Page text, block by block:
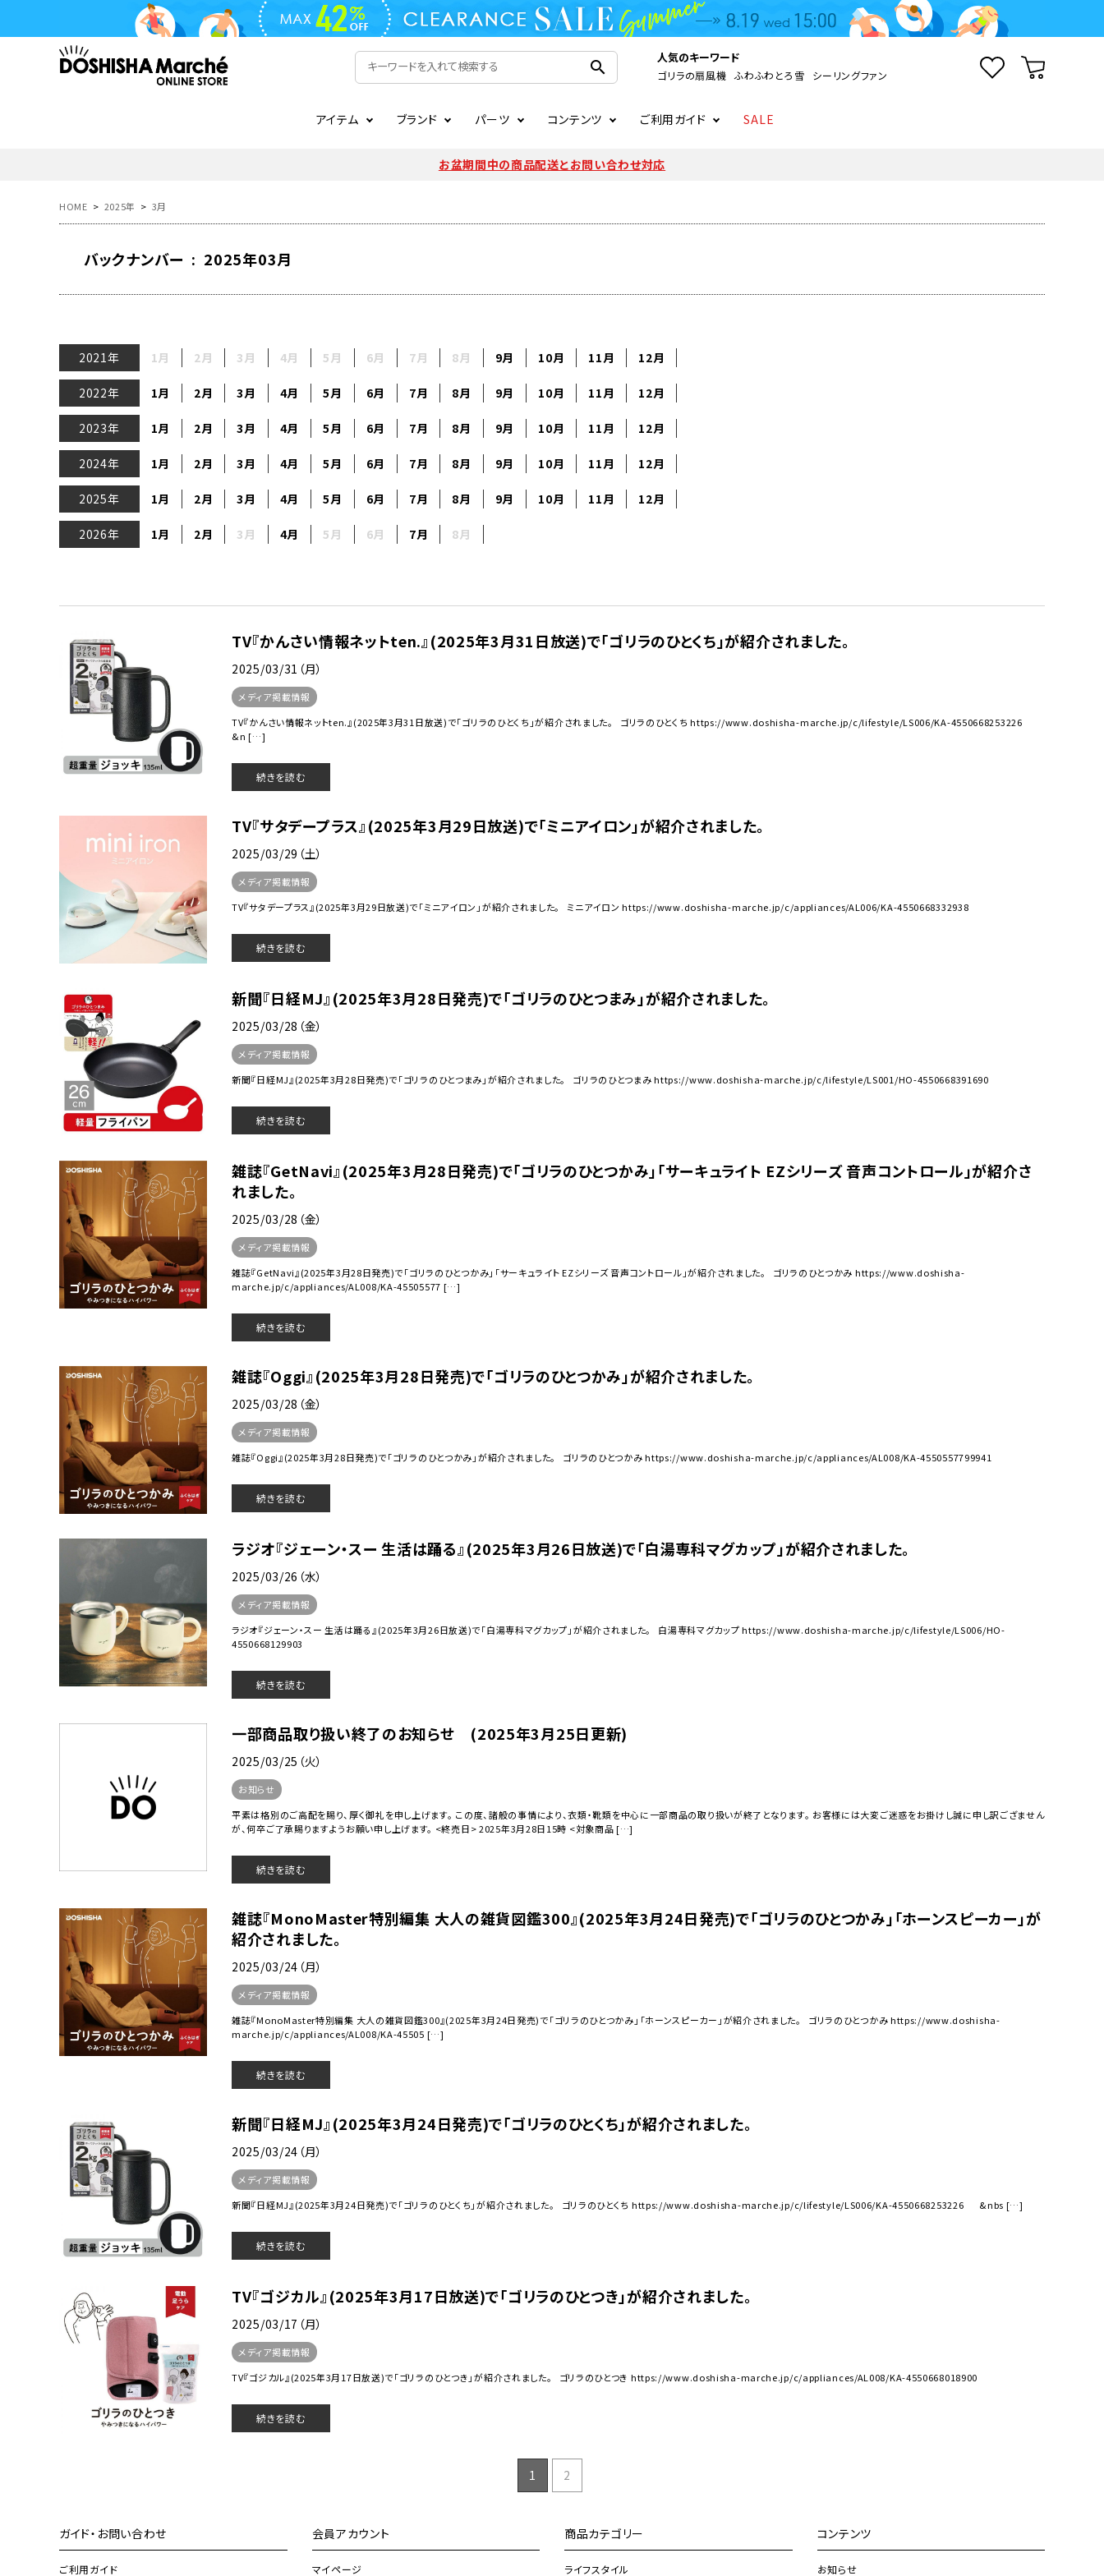
search 人気のキーワード
ゴリラの扇風機 ふわふわとろ雪 シーリングファン
アイテム
フライパン
フライパン・鍋
流しそうめん器
クールケア用品
美容・健康家電
ブランド
CIRCULIGHT
オンドゾーン
AVISTA
coocaa LUMEA
パーツ
照明関連
コンテンツ ご利用ガイド
送料とお支払いについて 注文確認メールの未着について
領収書について
商品レビューについて
SALE
お盆期間中の商品配送とお問い合わせ対応
HOME 2025年 3月
バックナンバー : 2025年03月
2021年 1月 2月 3月 4月 5月 6月 7月 8月 9月 10月 11月 12月
2022年 1月 2月 3月 4月 5月 6月 7月 8月 9月 10月 11月 12月
2023年 1月 2月 3月 4月 5月 6月 7月 8月 9月 10月 11月 12月
2024年 1月 2月 3月 4月 5月 6月 7月 8月 9月 10月 11月 12月
2025年 1月 2月 3月 4月 5月 6月 7月 8月 9月 10月 11月 12月
2026年 1月 2月 3月 4月 5月 6月 7月 8月
TV『かんさい情報ネットten.』(2025年3月31日放送)で「ゴリラのひとくち」が紹介されました。
2025/03/31（月）
メディア掲載情報
TV『かんさい情報ネットten.』(2025年3月31日放送)で「ゴリラのひとくち」が紹介されました。 ゴリラのひとくち https://www.doshisha-marche.jp/c/lifestyle/LS006/KA-4550668253226
&n […]
続きを読む
TV『サタデープラス』(2025年3月29日放送)で「ミニアイロン」が紹介されました。
2025/03/29（土）
メディア掲載情報
TV『サタデープラス』(2025年3月29日放送)で「ミニアイロン」が紹介されました。 ミニアイロン https://www.doshisha-marche.jp/c/appliances/AL006/KA-4550668332938
続きを読む
新聞『日経MJ』(2025年3月28日発売)で「ゴリラのひとつまみ」が紹介されました。
2025/03/28（金）
メディア掲載情報
新聞『日経MJ』(2025年3月28日発売)で「ゴリラのひとつまみ」が紹介されました。 ゴリラのひとつまみ https://www.doshisha-marche.jp/c/lifestyle/LS001/HO-4550668391690
続きを読む
雑誌『GetNavi』(2025年3月28日発売)で「ゴリラのひとつかみ」「サーキュライト EZシリーズ 音声コントロール」が紹介さ
れました。
2025/03/28（金）
メディア掲載情報
雑誌『GetNavi』(2025年3月28日発売)で「ゴリラのひとつかみ」「サーキュライト EZシリーズ 音声コントロール」が紹介されました。 ゴリラのひとつかみ https://www.doshisha-
marche.jp/c/appliances/AL008/KA-45505577 […]
続きを読む
雑誌『Oggi』(2025年3月28日発売)で「ゴリラのひとつかみ」が紹介されました。
2025/03/28（金）
メディア掲載情報
雑誌『Oggi』(2025年3月28日発売)で「ゴリラのひとつかみ」が紹介されました。 ゴリラのひとつかみ https://www.doshisha-marche.jp/c/appliances/AL008/KA-4550557799941
続きを読む
ラジオ『ジェーン・スー 生活は踊る』(2025年3月26日放送)で「白湯専科マグカップ」が紹介されました。
2025/03/26（水）
メディア掲載情報
ラジオ『ジェーン・スー 生活は踊る』(2025年3月26日放送)で「白湯専科マグカップ」が紹介されました。 白湯専科マグカップ https://www.doshisha-marche.jp/c/lifestyle/LS006/HO-
4550668129903
続きを読む
一部商品取り扱い終了のお知らせ (2025年3月25日更新)
2025/03/25（火）
お知らせ
平素は格別のご高配を賜り、厚く御礼を申し上げます。 この度、諸般の事情により、衣類・靴類を中心に一部商品の取り扱いが終了となります。 お客様には大変ご迷惑をお掛けし誠に申し訳ござません
が、何卒ご了承賜りますようお願い申し上げます。 <終売日> 2025年3月28日15時 <対象商品 […]
続きを読む
雑誌『MonoMaster特別編集 大人の雑貨図鑑300』(2025年3月24日発売)で「ゴリラのひとつかみ」「ホーンスピーカー」が
紹介されました。
2025/03/24（月）
メディア掲載情報
雑誌『MonoMaster特別編集 大人の雑貨図鑑300』(2025年3月24日発売)で「ゴリラのひとつかみ」「ホーンスピーカー」が紹介されました。 ゴリラのひとつかみ https://www.doshisha-
marche.jp/c/appliances/AL008/KA-45505 […]
続きを読む
新聞『日経MJ』(2025年3月24日発売)で「ゴリラのひとくち」が紹介されました。
2025/03/24（月）
メディア掲載情報
新聞『日経MJ』(2025年3月24日発売)で「ゴリラのひとくち」が紹介されました。 ゴリラのひとくち https://www.doshisha-marche.jp/c/lifestyle/LS006/KA-4550668253226 &nbs […]
続きを読む
TV『ゴジカル』(2025年3月17日放送)で「ゴリラのひとつき」が紹介されました。
2025/03/17（月）
メディア掲載情報
TV『ゴジカル』(2025年3月17日放送)で「ゴリラのひとつき」が紹介されました。 ゴリラのひとつき https://www.doshisha-marche.jp/c/appliances/AL008/KA-4550668018900
続きを読む
1 2
ガイド・お問い合わせ
ご利用ガイド
会員アカウント
マイページ
商品カテゴリー
ライフスタイル
コンテンツ
お知らせ